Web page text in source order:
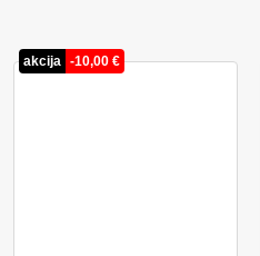
akcija -10,00 €